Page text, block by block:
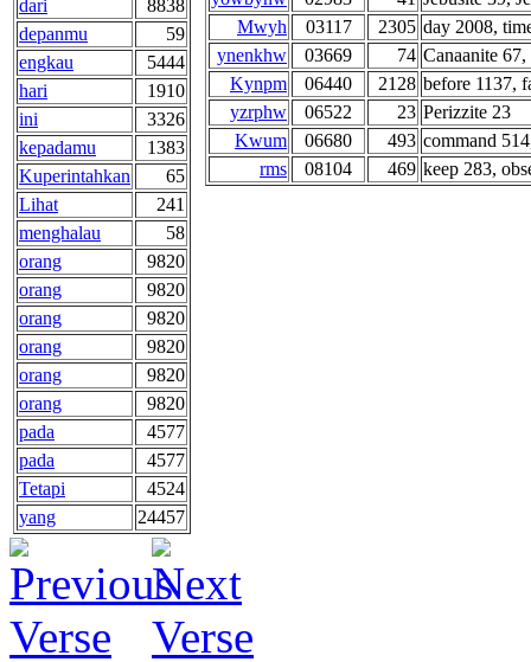
dari
8838
depanmu
59
engkau
5444
hari
1910
ini
3326
kepadamu
1383
Kuperintahkan
65
Lihat
241
menghalau
58
orang
9820
orang
9820
orang
9820
orang
9820
orang
9820
orang
9820
pada
4577
pada
4577
Tetapi
4524
yang
24457
Mwyh
03117 2305 day 2008,
ynenkhw
03669 74 Canaanite
Kynpm
06440 2128 before 1137,
yzrphw
06522 23 Perizzite 23
Kwum
06680 493 command
rms
08104 469 keep 283,